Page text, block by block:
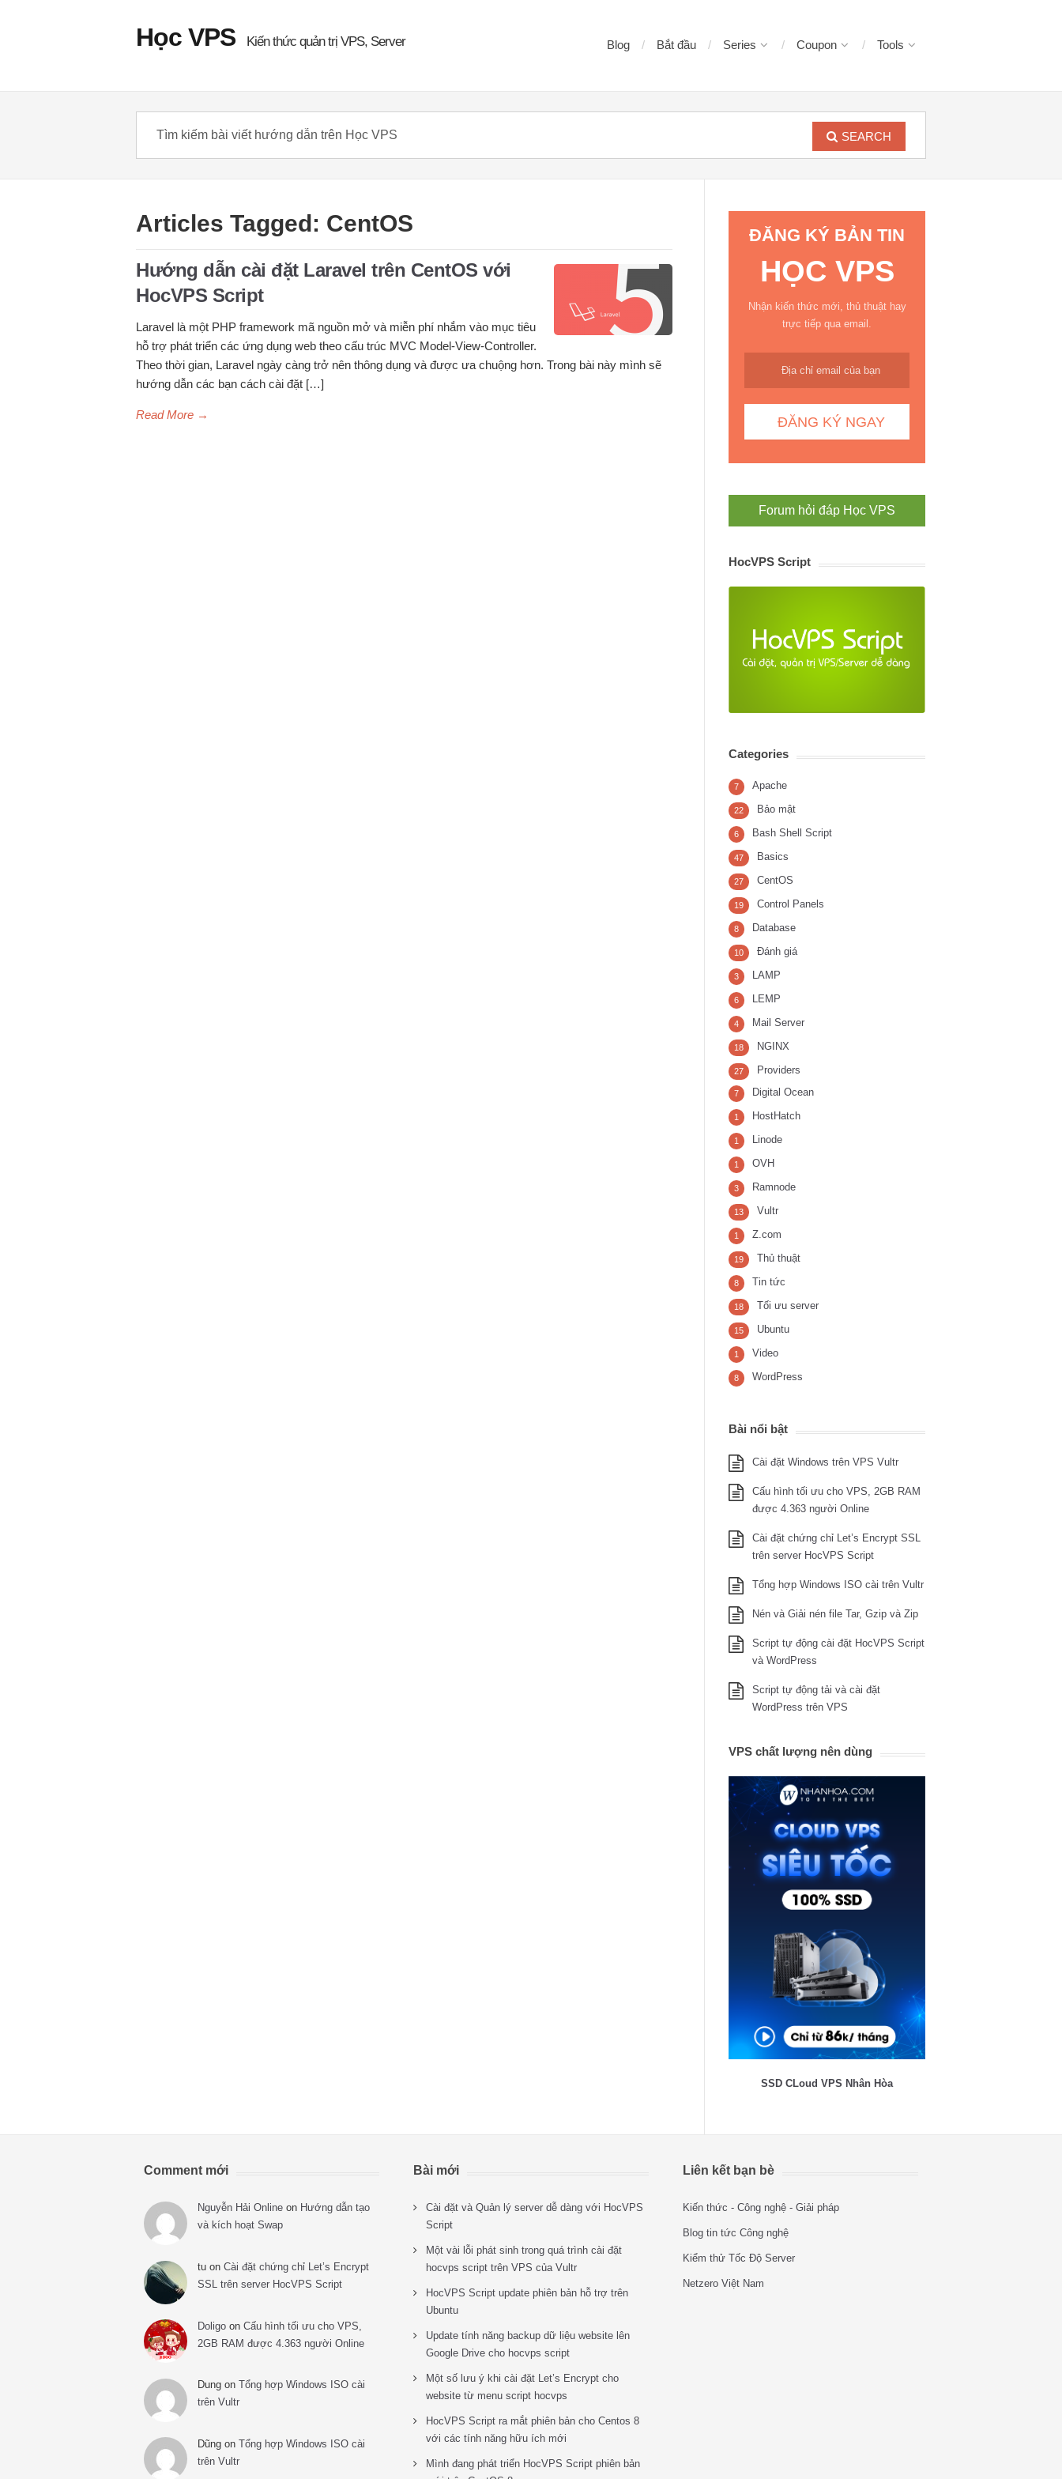
Học VPS Kiến thức quản trị VPS, Server Blog Bắt đầu Series Coupon Tools
SEARCH
Articles Tagged: CentOS
Hướng dẫn cài đặt Laravel trên CentOS với
HocVPS Script
Laravel là một PHP framework mã nguồn mở và miễn phí nhắm vào mục tiêu
hỗ trợ phát triển các ứng dụng web theo cấu trúc MVC Model-View-Controller.
Theo thời gian, Laravel ngày càng trở nên thông dụng và được ưa chuộng hơn. Trong bài này mình sẽ
hướng dẫn các bạn cách cài đặt […]
Read More →
ĐĂNG KÝ BẢN TIN
HỌC VPS
Nhận kiến thức mới, thủ thuật hay
trực tiếp qua email.
Forum hỏi đáp Học VPS
HocVPS Script
Categories
Apache
7
Bảo mật
22
Bash Shell Script
6
Basics
47
CentOS
27
Control Panels
19
Database
8
Đánh giá
10
LAMP
3
LEMP
6
Mail Server
4
NGINX
18
Providers
27
Digital Ocean
7
HostHatch
1
Linode
1
OVH
1
Ramnode
3
Vultr
13
Z.com
1
Thủ thuật
19
Tin tức
8
Tối ưu server
18
Ubuntu
15
Video
1
WordPress
8
Bài nổi bật
Cài đặt Windows trên VPS Vultr
Cấu hình tối ưu cho VPS, 2GB RAM
được 4.363 người Online
Cài đặt chứng chỉ Let’s Encrypt SSL
trên server HocVPS Script
Tổng hợp Windows ISO cài trên Vultr
Nén và Giải nén file Tar, Gzip và Zip
Script tự động cài đặt HocVPS Script
và WordPress
Script tự động tải và cài đặt
WordPress trên VPS
VPS chất lượng nên dùng
SSD CLoud VPS Nhân Hòa
Comment mới
Nguyễn Hải Online on Hướng dẫn tạo
và kích hoạt Swap
tu on Cài đặt chứng chỉ Let’s Encrypt
SSL trên server HocVPS Script
Doligo on Cấu hình tối ưu cho VPS,
2GB RAM được 4.363 người Online
Dung on Tổng hợp Windows ISO cài
trên Vultr
Dũng on Tổng hợp Windows ISO cài
trên Vultr
Bài mới
Cài đặt và Quản lý server dễ dàng với HocVPS
Script
Một vài lỗi phát sinh trong quá trình cài đặt
hocvps script trên VPS của Vultr
HocVPS Script update phiên bản hỗ trợ trên
Ubuntu
Update tính năng backup dữ liệu website lên
Google Drive cho hocvps script
Một số lưu ý khi cài đặt Let’s Encrypt cho
website từ menu script hocvps
HocVPS Script ra mắt phiên bản cho Centos 8
với các tính năng hữu ích mới
Mình đang phát triển HocVPS Script phiên bản
Liên kết bạn bè
Kiến thức - Công nghệ - Giải pháp
Blog tin tức Công nghệ
Kiểm thử Tốc Độ Server
Netzero Việt Nam